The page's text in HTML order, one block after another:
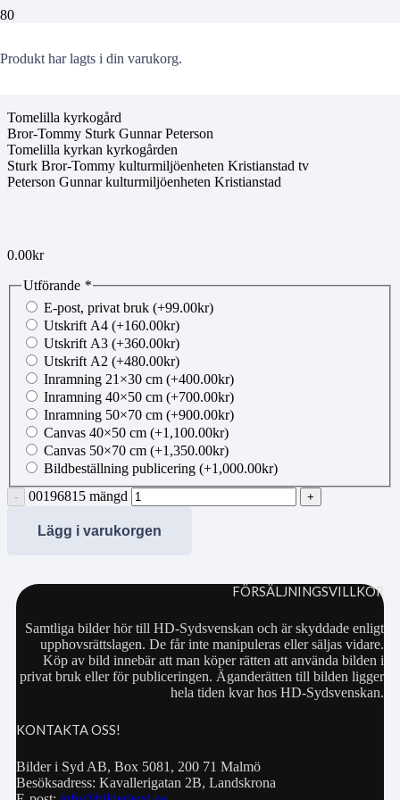
Produkt har lagts i din varukorg.
00196815
Tomelilla kyrkogård
Bror-Tommy Sturk Gunnar Peterson
Tomelilla kyrkan kyrkogården
Sturk Bror-Tommy kulturmiljöenheten Kristianstad tv
Peterson Gunnar kulturmiljöenheten Kristianstad
0.00kr
Utförande *
E-post, privat bruk (+99.00kr)
Utskrift A4 (+160.00kr)
Utskrift A3 (+360.00kr)
Utskrift A2 (+480.00kr)
Inramning 21×30 cm (+400.00kr)
Inramning 40×50 cm (+700.00kr)
Inramning 50×70 cm (+900.00kr)
Canvas 40×50 cm (+1,100.00kr)
Canvas 50×70 cm (+1,350.00kr)
Bildbeställning publicering (+1,000.00kr)
00196815 mängd
Lägg i varukorgen
FÖRSÄLJNINGSVILLKOR
Samtliga bilder hör till HD-Sydsvenskan och är skyddade enligt
upphovsrättslagen. De får inte manipuleras eller säljas vidare.
Köp av bild innebär att man köper rätten att använda bilden i
privat bruk eller för publiceringen. Äganderätten till bilden ligger
hela tiden kvar hos HD-Sydsvenskan.
KONTAKTA OSS!
Bilder i Syd AB, Box 5081, 200 71 Malmö
Besöksadress: Kavallerigatan 2B, Landskrona